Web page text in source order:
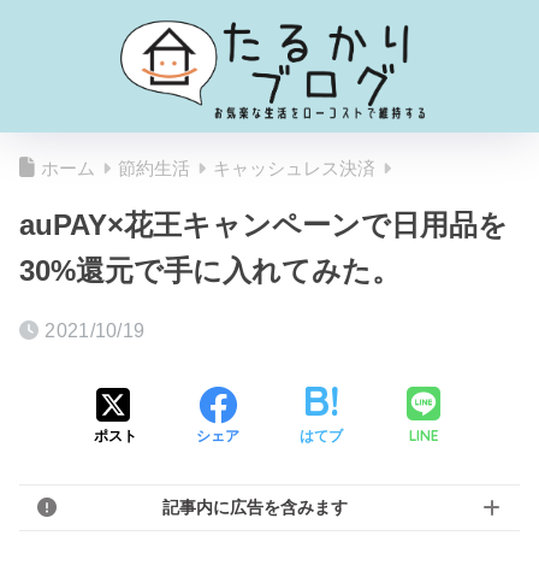
ホーム 節約生活 キャッシュレス決済
auPAY×花王キャンペーンで日用品を
30%還元で手に入れてみた。
2021/10/19
ポスト シェア はてブ LINE
記事内に広告を含みます